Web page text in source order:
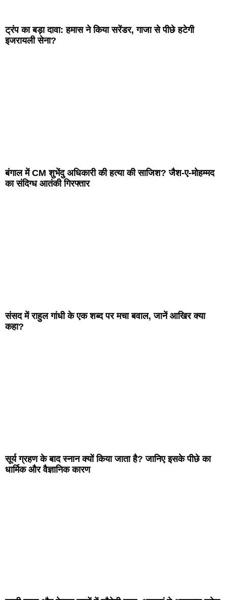
ट्रंप का बड़ा दावा: हमास ने किया सरेंडर, गाजा से पीछे हटेगी
इजरायली सेना?
बंगाल में CM शुभेंदु अधिकारी की हत्या की साजिश? जैश-ए-मोहम्मद
का संदिग्ध आतंकी गिरफ्तार
संसद में राहुल गांधी के एक शब्द पर मचा बवाल, जानें आखिर क्या
कहा?
सूर्य ग्रहण के बाद स्नान क्यों किया जाता है? जानिए इसके पीछे का
धार्मिक और वैज्ञानिक कारण